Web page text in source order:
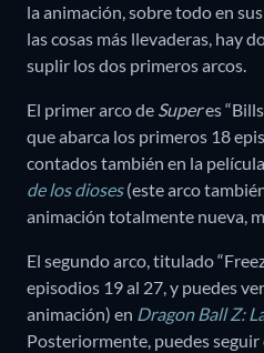
la animación, sobre todo en
las cosas más llevaderas, hay
suplir los dos primeros arcos.
El primer arco de Superes
que abarca los primeros 18
contados también en la película
de los dioses(este arco
animación totalmente nueva,
El segundo arco, titulado
episodios 19 al 27, y puedes
animación) en Dragon Ball Z:
Posteriormente, puedes